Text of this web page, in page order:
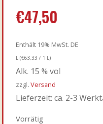
basierend auf
rtung
€47,50
Enthält 19% MwSt. DE
L (€63,33 / 1 L)
Alk. 15 % vol
zzgl. Versand
Lieferzeit: ca. 2-3
Vorrätig